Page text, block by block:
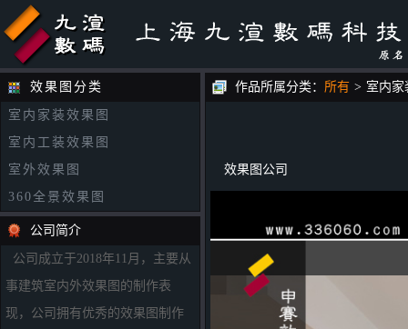
效果图分类
室内家装效果图
室内工装效果图
室外效果图
360全景效果图
公司简介
公司成立于2018年11月，主要从
事建筑室内外效果图的制作表
现，公司拥有优秀的效果图制作
作品所属分类： 所有 > 室内家
效果图公司